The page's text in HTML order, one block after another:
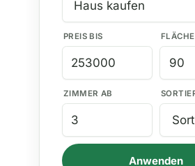
PREIS BIS
ZIMMER AB
Anwenden